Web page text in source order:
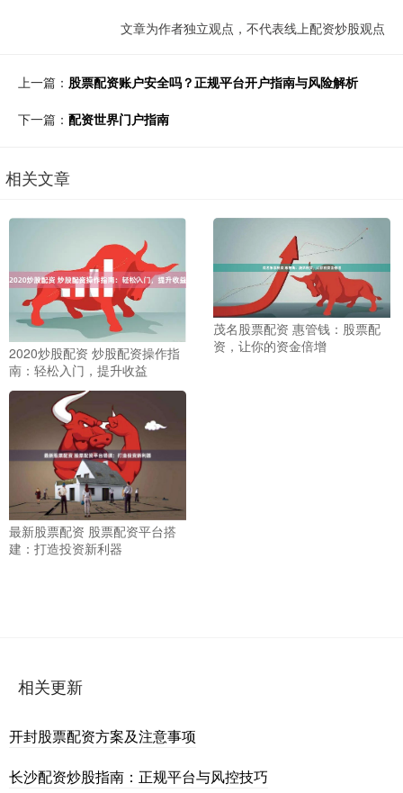
文章为作者独立观点，不代表线上配资炒股观点
上一篇： 股票配资账户安全吗？正规平台开户指南与风险解析
下一篇： 配资世界门户指南
相关文章
2020炒股配资 炒股配资操作指
南：轻松入门，提升收益
茂名股票配资 惠管钱：股票配
资，让你的资金倍增
最新股票配资 股票配资平台搭
建：打造投资新利器
相关更新
开封股票配资方案及注意事项
长沙配资炒股指南：正规平台与风控技巧